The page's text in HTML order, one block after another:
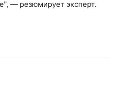
— резюмирует эксперт.